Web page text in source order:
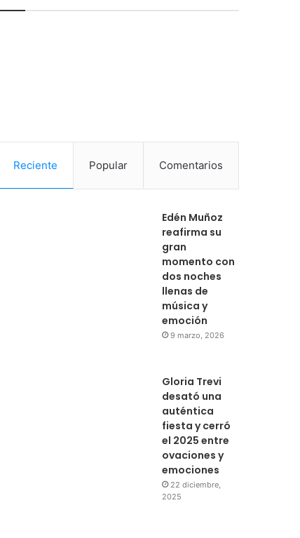
Reciente Popular Comentarios
Edén Muñoz
reafirma su
gran
momento con
dos noches
llenas de
música y
emoción
9 marzo, 2026
Gloria Trevi
desató una
auténtica
fiesta y cerró
el 2025 entre
ovaciones y
emociones
22 diciembre,
2025